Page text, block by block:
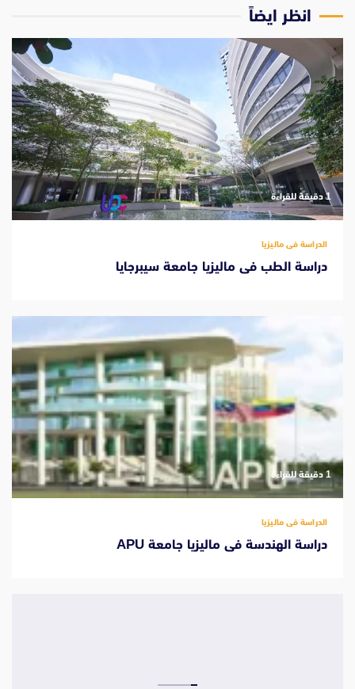
انظر ايضاً
‫1 دقيقة للقراءة
الدراسة فى ماليزيا
دراسة الطب فى ماليزيا جامعة سيبرجايا
‫1 دقيقة للقراءة
الدراسة فى ماليزيا
دراسة الهندسة فى ماليزيا جامعة APU